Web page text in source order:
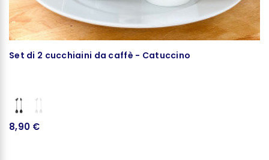
Set di 2 cucchiaini da caffè - Catuccino
8,90 €